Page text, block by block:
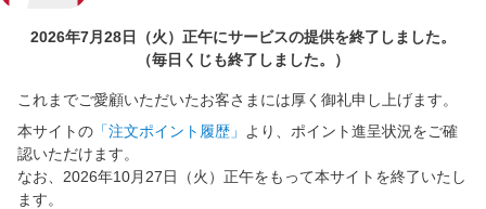
2026年7月28日（火）正午にサービスの提供を終了しました。
（毎日くじも終了しました。）
これまでご愛顧いただいたお客さまには厚く御礼申し上げます。
本サイトの 「注文ポイント履歴」
より、ポイント進呈状況をご確
認いただけます。
なお、2026年10月27日（火）正午をもって本サイトを終了いたし
ます。